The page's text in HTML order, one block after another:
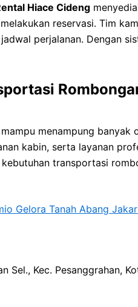
Hiace Cideng
reservasi. Tim
perjalanan. Dengan
menampung banyak
kabin, serta layanan
transportasi
Gelora Tanah Abang
Sel., Kec. Pesanggrahan,